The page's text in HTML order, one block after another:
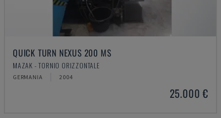
QUICK TURN NEXUS 200 MS
MAZAK - TORNIO ORIZZONTALE
GERMANIA 2004
25.000 €